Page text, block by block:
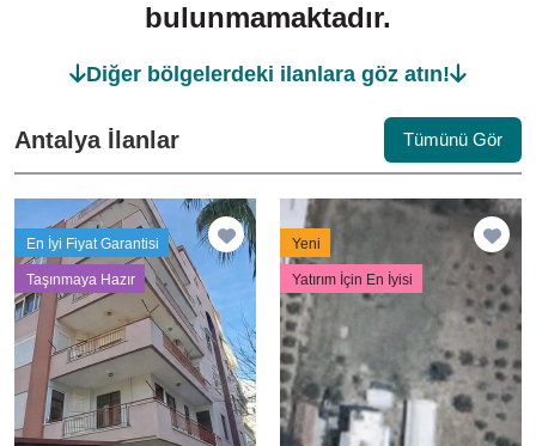
bulunmamaktadır.
Diğer bölgelerdeki ilanlara göz atın!
Antalya İlanlar Tümünü Gör
En İyi Fiyat Garantisi
Taşınmaya Hazır
Yeni
Yatırım İçin En İyisi